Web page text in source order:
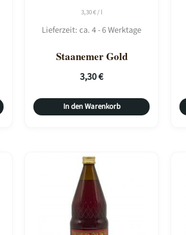
3,30€/ l
Lieferzeit:ca. 4 - 6 Werktage
Staanemer Gold
3,30€
In den Warenkorb